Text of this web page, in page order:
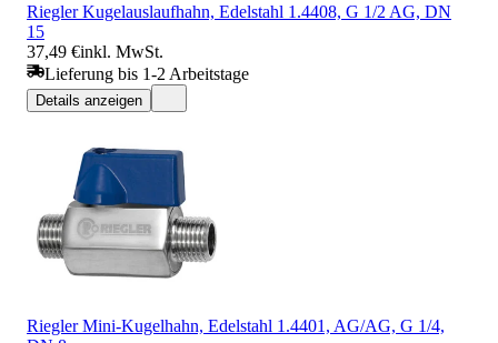
Riegler Kugelauslaufhahn, Edelstahl 1.4408, G 1/2 AG, DN
15
37,49 €inkl. MwSt.
Lieferung bis 1-2 Arbeitstage
Details anzeigen
Riegler Mini-Kugelhahn, Edelstahl 1.4401, AG/AG, G 1/4,